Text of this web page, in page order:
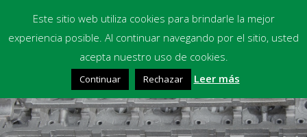
Productos Químicos
Este sitio web utiliza cookies para brindarle la mejor
experiencia posible. Al continuar navegando por el sitio, usted
acepta nuestro uso de cookies.
Continuar Rechazar Leer más